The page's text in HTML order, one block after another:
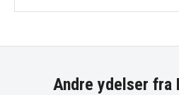
Andre ydelser fra